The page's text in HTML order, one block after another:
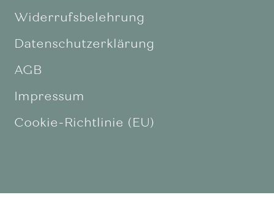
Widerrufsbelehrung
Datenschutzerklärung
AGB
Impressum
Cookie-Richtlinie (EU)